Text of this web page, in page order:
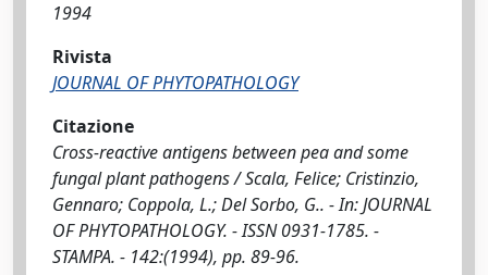
1994
Rivista
JOURNAL OF PHYTOPATHOLOGY
Citazione
Cross-reactive antigens between pea and some
fungal plant pathogens / Scala, Felice; Cristinzio,
Gennaro; Coppola, L.; Del Sorbo, G.. - In: JOURNAL
OF PHYTOPATHOLOGY. - ISSN 0931-1785. -
STAMPA. - 142:(1994), pp. 89-96.